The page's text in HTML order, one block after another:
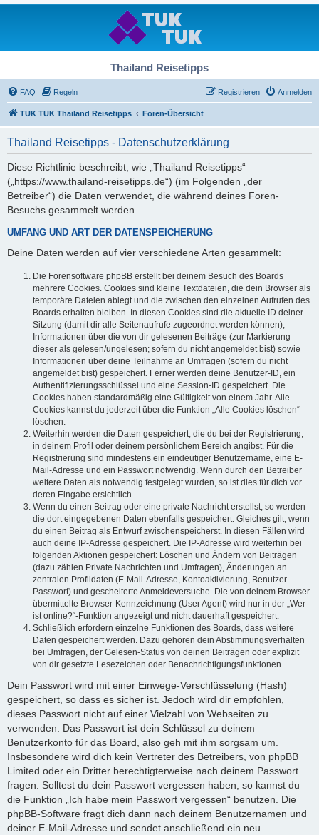
Thailand Reisetipps
FAQ Regeln Anmelden
Registrieren
TUK TUK Thailand Reisetipps Foren-Übersicht
Thailand Reisetipps - Datenschutzerklärung
Diese Richtlinie beschreibt, wie „Thailand Reisetipps“
(„https://www.thailand-reisetipps.de“) (im Folgenden „der
Betreiber“) die Daten verwendet, die während deines Foren-
Besuchs gesammelt werden.
UMFANG UND ART DER DATENSPEICHERUNG
Deine Daten werden auf vier verschiedene Arten gesammelt:
Die Forensoftware phpBB erstellt bei deinem Besuch des Boards
mehrere Cookies. Cookies sind kleine Textdateien, die dein Browser als
temporäre Dateien ablegt und die zwischen den einzelnen Aufrufen des
Boards erhalten bleiben. In diesen Cookies sind die aktuelle ID deiner
Sitzung (damit dir alle Seitenaufrufe zugeordnet werden können),
Informationen über die von dir gelesenen Beiträge (zur Markierung
dieser als gelesen/ungelesen; sofern du nicht angemeldet bist) sowie
Informationen über deine Teilnahme an Umfragen (sofern du nicht
angemeldet bist) gespeichert. Ferner werden deine Benutzer-ID, ein
Authentifizierungsschlüssel und eine Session-ID gespeichert. Die
Cookies haben standardmäßig eine Gültigkeit von einem Jahr. Alle
Cookies kannst du jederzeit über die Funktion „Alle Cookies löschen“
löschen.
Weiterhin werden die Daten gespeichert, die du bei der Registrierung,
in deinem Profil oder deinem persönlichem Bereich angibst. Für die
Registrierung sind mindestens ein eindeutiger Benutzername, eine E-
Mail-Adresse und ein Passwort notwendig. Wenn durch den Betreiber
weitere Daten als notwendig festgelegt wurden, so ist dies für dich vor
deren Eingabe ersichtlich.
Wenn du einen Beitrag oder eine private Nachricht erstellst, so werden
die dort eingegebenen Daten ebenfalls gespeichert. Gleiches gilt, wenn
du einen Beitrag als Entwurf zwischenspeicherst. In diesen Fällen wird
auch deine IP-Adresse gespeichert. Die IP-Adresse wird weiterhin bei
folgenden Aktionen gespeichert: Löschen und Ändern von Beiträgen
(dazu zählen Private Nachrichten und Umfragen), Änderungen an
zentralen Profildaten (E-Mail-Adresse, Kontoaktivierung, Benutzer-
Passwort) und gescheiterte Anmeldeversuche. Die von deinem Browser
übermittelte Browser-Kennzeichnung (User Agent) wird nur in der „Wer
ist online?“-Funktion angezeigt und nicht dauerhaft gespeichert.
Schließlich erfordern einzelne Funktionen des Boards, dass weitere
Daten gespeichert werden. Dazu gehören dein Abstimmungsverhalten
bei Umfragen, der Gelesen-Status von deinen Beiträgen oder explizit
von dir gesetzte Lesezeichen oder Benachrichtigungsfunktionen.
Dein Passwort wird mit einer Einwege-Verschlüsselung (Hash)
gespeichert, so dass es sicher ist. Jedoch wird dir empfohlen,
dieses Passwort nicht auf einer Vielzahl von Webseiten zu
verwenden. Das Passwort ist dein Schlüssel zu deinem
Benutzerkonto für das Board, also geh mit ihm sorgsam um.
Insbesondere wird dich kein Vertreter des Betreibers, von phpBB
Limited oder ein Dritter berechtigterweise nach deinem Passwort
fragen. Solltest du dein Passwort vergessen haben, so kannst du
die Funktion „Ich habe mein Passwort vergessen“ benutzen. Die
phpBB-Software fragt dich dann nach deinem Benutzernamen und
deiner E-Mail-Adresse und sendet anschließend ein neu